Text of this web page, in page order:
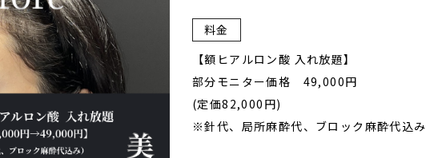
ホームクリニック紹介
よくある質問アクセス
料金
【額ヒアルロン酸 入れ放題】
部分モニター価格 49,000円
(定価82,000円)
※針代、局所麻酔代、ブロック麻酔代込み